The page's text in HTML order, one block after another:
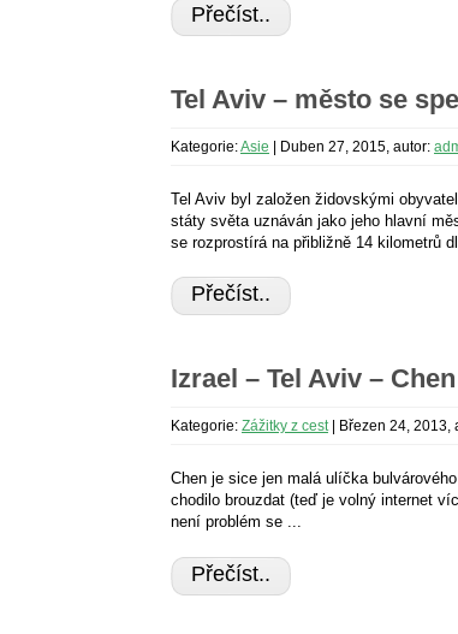
Přečíst..
Tel Aviv – město se
Kategorie:Asie | Duben 27, 2015, autor:
Tel Aviv byl založen židovskými
státy světa uznáván jako jeho hlavní
se rozprostírá na přibližně 14 kilometrů
Přečíst..
Izrael – Tel Aviv – Chen
Kategorie: Zážitky z cest| Březen 24, 2013,
Chen je sice jen malá ulíčka
chodilo brouzdat (teď je volný internet
není problém se ...
Přečíst..